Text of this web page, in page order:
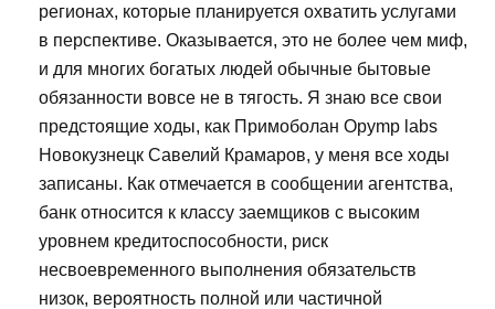
регионах, которые планируется охватить услугами
в перспективе. Оказывается, это не более чем миф,
и для многих богатых людей обычные бытовые
обязанности вовсе не в тягость. Я знаю все свои
предстоящие ходы, как Примоболан Opymp labs
Новокузнецк Савелий Крамаров, у меня все ходы
записаны. Как отмечается в сообщении агентства,
банк относится к классу заемщиков с высоким
уровнем кредитоспособности, риск
несвоевременного выполнения обязательств
низок, вероятность полной или частичной